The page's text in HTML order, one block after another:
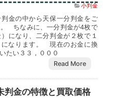
小判金
金の中から天保一分判金をご
ちなみに、一分判金が4枚で
になり、二分判金が２枚で１
になります。 現在のお金に換
たい３３，０００
Read More
判金の特徴と買取価格